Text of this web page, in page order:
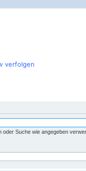
verfolgen
oder Suche wie angegeben